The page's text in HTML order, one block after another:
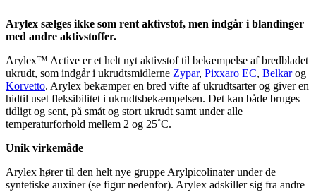
Arylex sælges ikke som rent aktivstof, men indgår i blandinger
med andre aktivstoffer.
Arylex™ Active er et helt nyt aktivstof til bekæmpelse af bredbladet
ukrudt, som indgår i ukrudtsmidlerne Zypar, Pixxaro EC, Belkarog
Korvetto. Arylex bekæmper en bred vifte af ukrudtsarter og giver en
hidtil uset fleksibilitet i ukrudtsbekæmpelsen. Det kan både bruges
tidligt og sent, på småt og stort ukrudt samt under alle
temperaturforhold mellem 2 og 25˚C.
Unik virkemåde
Arylex hører til den helt nye gruppe Arylpicolinater under de
syntetiske auxiner (se figur nedenfor). Arylex adskiller sig fra andre